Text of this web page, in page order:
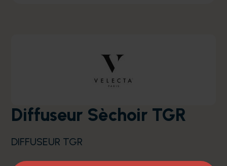
Diffuseur Sèchoir TGR
DIFFUSEUR TGR